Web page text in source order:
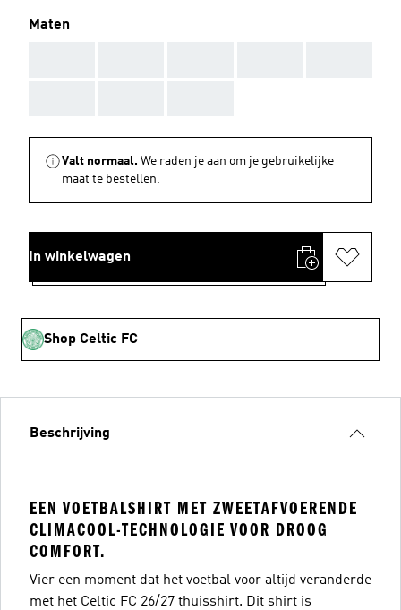
Maten
Valt normaal. We raden je aan om je gebruikelijke
maat te bestellen.
In winkelwagen
Shop Celtic FC
Beschrijving
EEN VOETBALSHIRT MET ZWEETAFVOERENDE
CLIMACOOL-TECHNOLOGIE VOOR DROOG
COMFORT.
Vier een moment dat het voetbal voor altijd veranderde
met het Celtic FC 26/27 thuisshirt. Dit shirt is